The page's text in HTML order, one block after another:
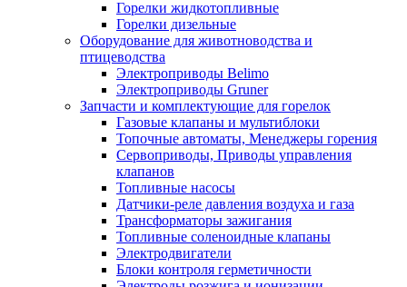
Горелки жидкотопливные
Горелки дизельные
Оборудование для животноводства и
птицеводства
Электроприводы Belimo
Электроприводы Gruner
Запчасти и комплектующие для горелок
Газовые клапаны и мультиблоки
Топочные автоматы, Менеджеры горения
Сервоприводы, Приводы управления
клапанов
Топливные насосы
Датчики-реле давления воздуха и газа
Трансформаторы зажигания
Топливные соленоидные клапаны
Электродвигатели
Блоки контроля герметичности